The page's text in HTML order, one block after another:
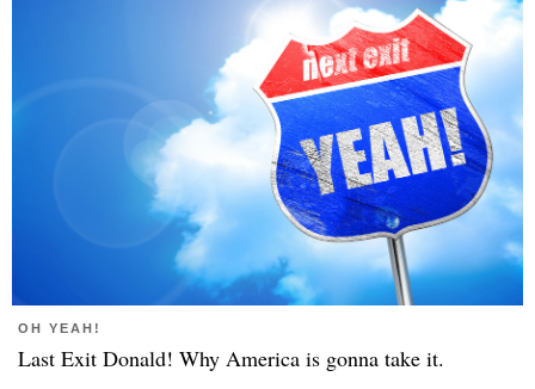
OH YEAH!
Last Exit Donald! Why America is gonna take it.